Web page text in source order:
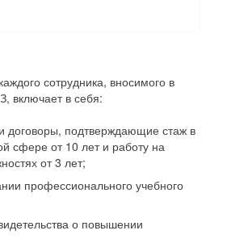
сотрудника, вносимого в
в себя:
договоры, подтверждающие стаж в
сфере от 10 лет и работу на
от 3 лет;
профессионального учебного
о повышении